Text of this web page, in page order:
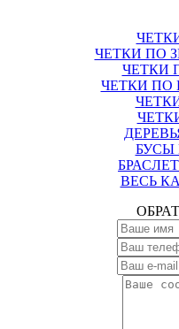
ЧЕТКИ ПО
ЧЕТКИ
ЧЕТКИ ПО
БУСЫ
ВЕСЬ